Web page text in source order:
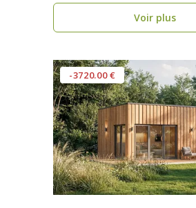
Voir plus
-3720.00 €